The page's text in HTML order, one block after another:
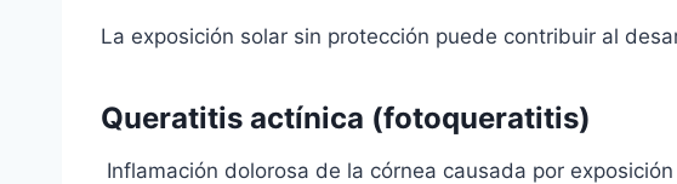
La exposición solar sin protección puede contribuir al
Queratitis actínica (fotoqueratitis)
Inflamación dolorosa de la córnea causada por